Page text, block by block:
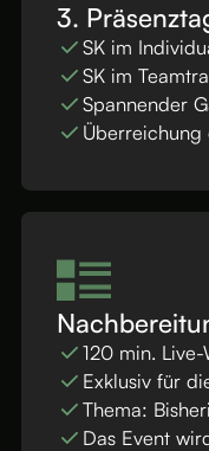
3.
SK im
SK im
Spannender
120 min.
Exklusiv für
Thema:
Das Event